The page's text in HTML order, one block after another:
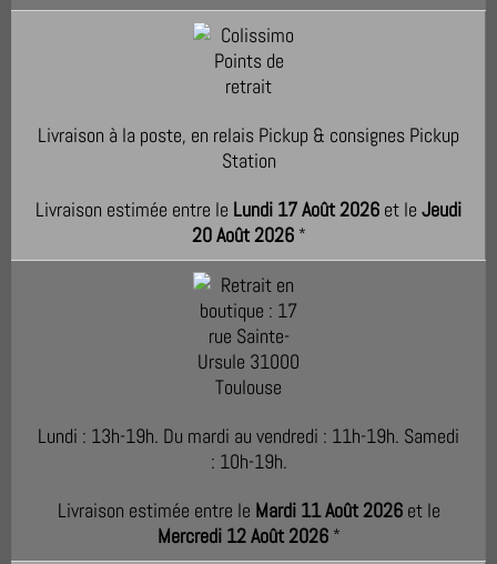
Livraison à la poste, en relais Pickup & consignes Pickup
Station
Livraison estimée entre le Lundi 17 Août 2026 et le Jeudi
20 Août 2026 *
Lundi : 13h-19h. Du mardi au vendredi : 11h-19h. Samedi
: 10h-19h.
Livraison estimée entre le Mardi 11 Août 2026et le
Mercredi 12 Août 2026 *